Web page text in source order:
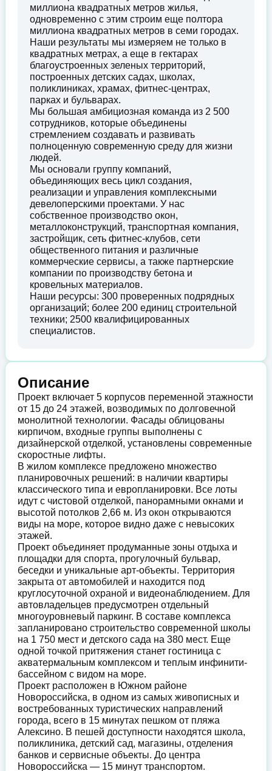
миллиона квадратных метров жилья,
одновременно с этим строим еще полтора
миллиона квадратных метров в семи городах.
Наши результаты мы измеряем не только в
квадратных метрах, а еще в гектарах
благоустроенных зеленых территорий,
построенных детских садах, школах,
поликлиниках, храмах, фитнес-центрах,
парках и бульварах.
Мы большая амбициозная команда из 2 500
сотрудников, которые объединены
стремлением создавать и развивать
полноценную современную среду для жизни
людей.
Мы основали группу компаний,
объединяющих весь цикл создания,
реализации и управления комплексными
девелоперскими проектами. У нас
собственное производство окон,
металлоконструкций, транспортная компания,
застройщик, сеть фитнес-клубов, сети
общественного питания и различные
коммерческие сервисы, а также партнерские
компании по производству бетона и
кровельных материалов.
Наши ресурсы: 300 проверенных подрядных
организаций; более 200 единиц строительной
техники; 2500 квалифицированных
специалистов.
Описание
Проект включает 5 корпусов переменной этажности
от 15 до 24 этажей, возводимых по долговечной
монолитной технологии. Фасады облицованы
кирпичом, входные группы выполнены с
дизайнерской отделкой, установлены современные
скоростные лифты.
В жилом комплексе предложено множество
планировочных решений: в наличии квартиры
классического типа и европланировки. Все лоты
идут с чистовой отделкой, панорамными окнами и
высотой потолков 2,66 м. Из окон открываются
виды на море, которое видно даже с невысоких
этажей.
Проект объединяет продуманные зоны отдыха и
площадки для спорта, прогулочный бульвар,
беседки и уникальные арт-объекты. Территория
закрыта от автомобилей и находится под
круглосуточной охраной и видеонаблюдением. Для
автовладельцев предусмотрен отдельный
многоуровневый паркинг. В составе комплекса
запланировано строительство современной школы
на 1 750 мест и детского сада на 380 мест. Еще
одной точкой притяжения станет гостиница с
акватермальным комплексом и теплым инфинити-
бассейном с видом на море.
Проект расположен в Южном районе
Новороссийска, в одном из самых живописных и
востребованных туристических направлений
города, всего в 15 минутах пешком от пляжа
Алексино. В пешей доступности находятся школа,
поликлиника, детский сад, магазины, отделения
банков и сервисные объекты. До центра
Новороссийска — 15 минут транспортом.